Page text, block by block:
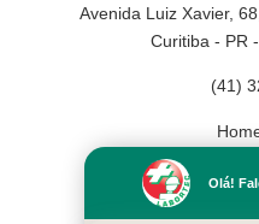
Avenida Luiz Xavier,
Curitiba - PR
(41)
Olá!